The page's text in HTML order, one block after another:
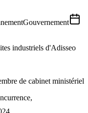
Gouvernement
industriels d'Adisseo
de cabinet ministériel